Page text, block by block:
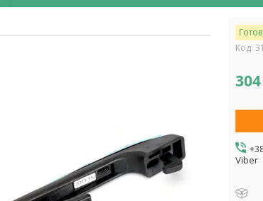
Код:
Viber